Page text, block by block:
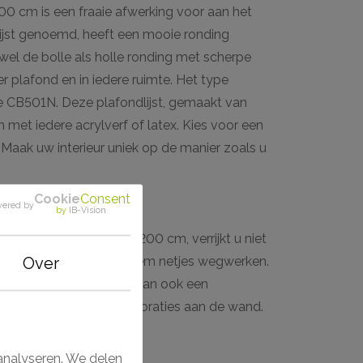
cm is een fraaie afwerking voor aan het
genoemd, heeft een mooie ronding
de bolle als holle ronding met scherpe
plafond en in iedere ruimte. Het type
Deze plafondlijst, gemaakt van
iedere acrylverf of latex. Kies voor een
uw interieur uniek op de manier zoals u
de Deco Rail wit 200 cm, verrijkt u niet
schilderij ophangsysteem netjes wegwerken.
als deze is dan ook een
of andere wanddecoraties aan de wand.
byCookieConsent
by IB-Vision
Over
We delen